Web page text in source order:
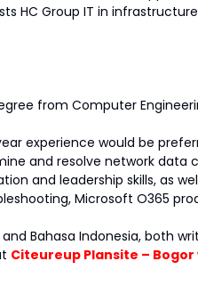
HC Group IT in
from Computer
experience would be
and resolve network
and leadership skills, as
Microsoft O365
Bahasa Indonesia, both
Citeureup Plansite –